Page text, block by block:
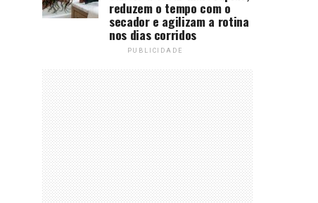
reduzem o tempo com o
secador e agilizam a rotina
nos dias corridos
PUBLICIDADE